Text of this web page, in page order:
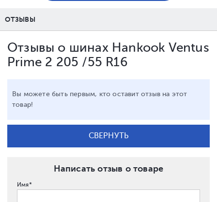
ОТЗЫВЫ
Отзывы о шинах Hankook Ventus
Prime 2 205 /55 R16
Вы можете быть первым, кто оставит отзыв на этот
товар!
СВЕРНУТЬ
Написать отзыв о товаре
Имя*